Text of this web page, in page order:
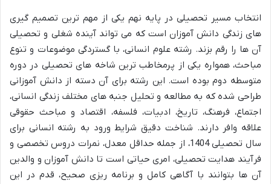
انتخاب مسیر تحصیلی در پایه نهم یکی از مهم ترین تصمیم گیری
های زندگی دانش آموزان است که می تواند آینده شغلی و تحصیلی
آن ها را رقم بزند. رشته علوم انسانی، با گستردگی موضوعات و تنوع
مباحث، همواره یکی از پرمخاطب ترین شاخه های تحصیلی در دوره
متوسطه دوم بوده است. این رشته برای آن دسته از دانش آموزانی
طراحی شده که به مطالعه و تحلیل جنبه های مختلف زندگی انسانی،
اجتماع، فرهنگ، تاریخ، ادبیات، فلسفه، اقتصاد و مباحث حقوقی
علاقه وافر دارند. شناخت دقیق شرایط ورود به رشته انسانی برای
سال تحصیلی 1404، از جمله حداقل معدل، نمرات دروس تخصصی و
فرآیند هدایت تحصیلی، امری حیاتی است تا دانش آموزان و والدین
آن ها بتوانند با آگاهی کامل و برنامه ریزی صحیح، قدم در این